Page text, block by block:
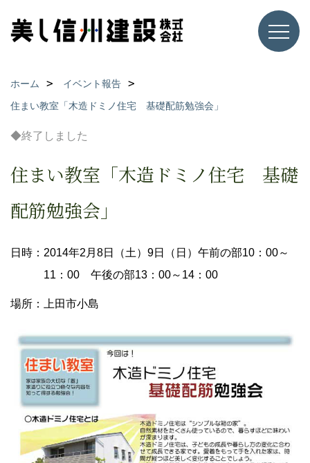
ホーム
イベント報告
住まい教室「木造ドミノ住宅 基礎配筋勉強会」
◆終了しました
住まい教室「木造ドミノ住宅 基礎
配筋勉強会」
日時：2014年2月8日（土）9日（日）午前の部10：00～
11：00 午後の部13：00～14：00
場所：上田市小島